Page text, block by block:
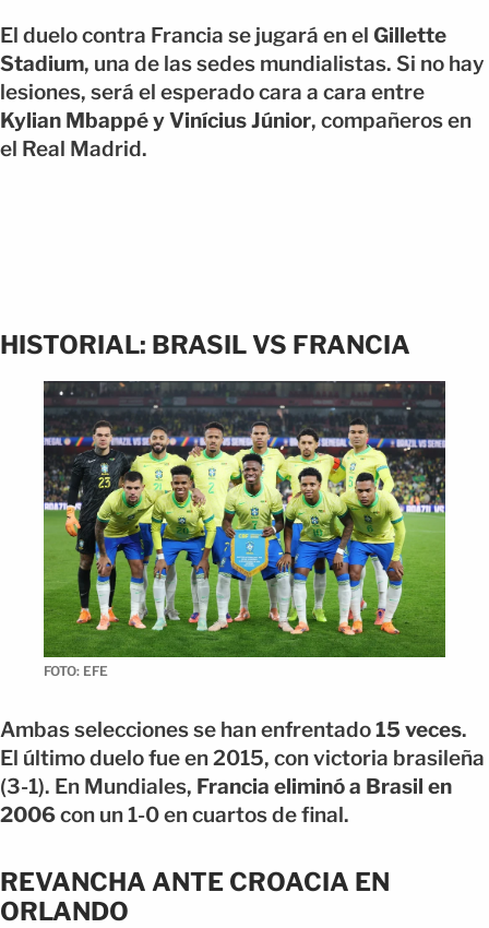
El duelo contra Francia se jugará en el Gillette
Stadium, una de las sedes mundialistas. Si no hay
lesiones, será el esperado cara a cara entre
Kylian Mbappé y Vinícius Júnior, compañeros en
el Real Madrid.
HISTORIAL: BRASIL VS FRANCIA
FOTO: EFE
Ambas selecciones se han enfrentado15 veces.
El último duelo fue en 2015, con victoria brasileña
(3-1). En Mundiales, Francia eliminó a Brasil en
2006con un 1-0 en cuartos de final.
REVANCHA ANTE CROACIA EN
ORLANDO